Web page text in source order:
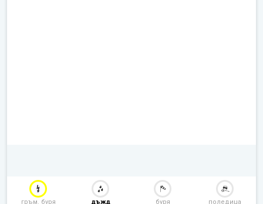
гръм. буря дъжд буря поледица